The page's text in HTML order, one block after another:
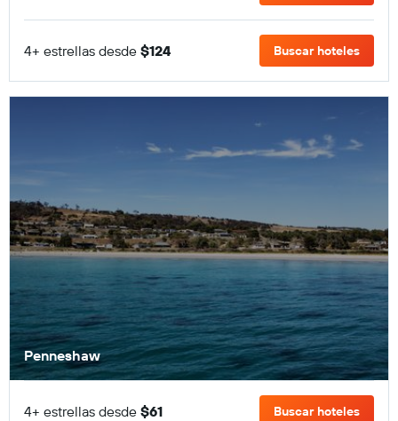
4+ estrellas desde $124 Buscar hoteles
Penneshaw
4+ estrellas desde $61 Buscar hoteles